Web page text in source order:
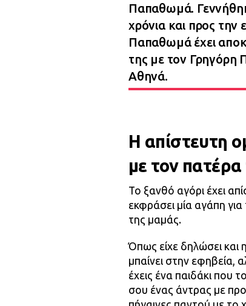
Παπαθωμά.
χρόνια και προς την
Παπαθωμά έχει
της με τον Γρηγόρη
Αθηνά.
Η απίστευτη
με τον πατέρα
Το ξανθό αγόρι έχει
εκφράσει μία αγάπη
της μαμάς.
Όπως είχε δηλώσει και
μπαίνει στην εφηβεία,
έχεις ένα παιδάκι που
σου ένας άντρας με